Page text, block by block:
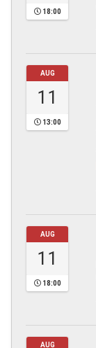
18:00
AUG
11
13:00
AUG
11
18:00
AUG